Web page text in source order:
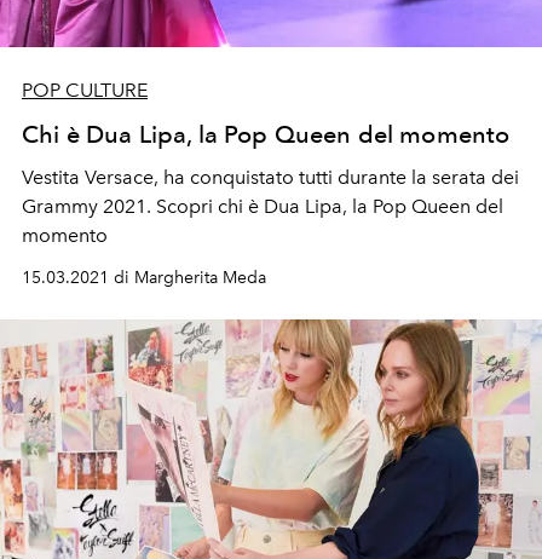
POP CULTURE
Chi è Dua Lipa, la Pop Queen del momento
Vestita Versace, ha conquistato tutti durante la serata dei
Grammy 2021. Scopri chi è Dua Lipa, la Pop Queen del
momento
15.03.2021 di Margherita Meda